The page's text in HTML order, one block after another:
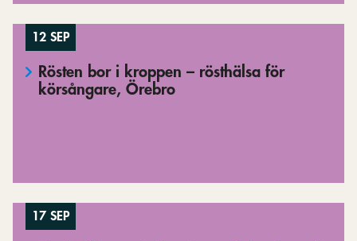
12 SEP
Rösten bor i kroppen – rösthälsa för
körsångare, Örebro
17 SEP